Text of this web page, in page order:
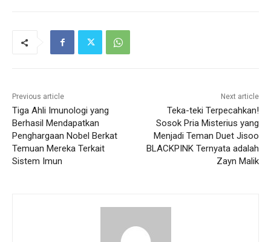
Previous article
Tiga Ahli Imunologi yang
Berhasil Mendapatkan
Penghargaan Nobel Berkat
Temuan Mereka Terkait
Sistem Imun
Next article
Teka-teki Terpecahkan!
Sosok Pria Misterius yang
Menjadi Teman Duet Jisoo
BLACKPINK Ternyata adalah
Zayn Malik